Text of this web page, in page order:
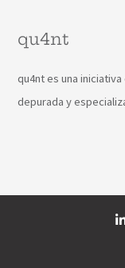
qu4nt
qu4nt es una
depurada y